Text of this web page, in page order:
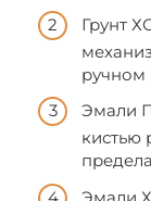
Грунт
ручном
Эмали
кистью